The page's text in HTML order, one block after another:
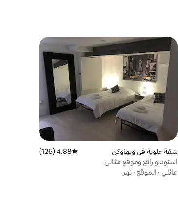
شقة علوية في ويهاوكن متوسط التقييم 4.88 من 5، 126 مراجعات
4.88 (126)
استوديو رائع وموقع مثالي
عائلي · الموقع · نهر